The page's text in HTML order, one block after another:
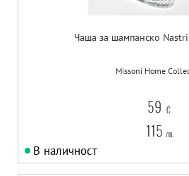
Чаша за шампанско
Missoni Home
59 €
115 лв.
В наличност